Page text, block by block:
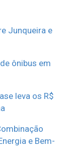
Junqueira e
ônibus em
leva os R$
e Bem-